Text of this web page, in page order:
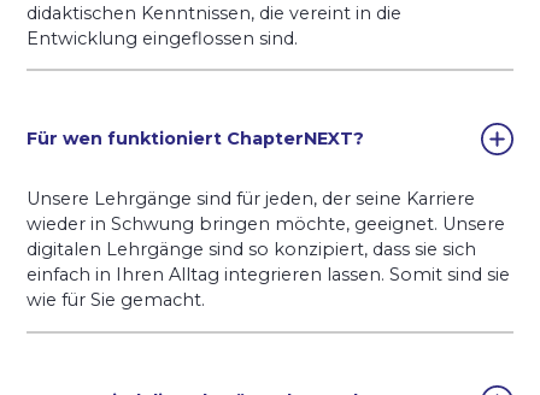
didaktischen Kenntnissen, die vereint in die
Entwicklung eingeflossen sind.
Für wen funktioniert ChapterNEXT?
Unsere Lehrgänge sind für jeden, der seine Karriere
wieder in Schwung bringen möchte, geeignet. Unsere
digitalen Lehrgänge sind so konzipiert, dass sie sich
einfach in Ihren Alltag integrieren lassen. Somit sind sie
wie für Sie gemacht.